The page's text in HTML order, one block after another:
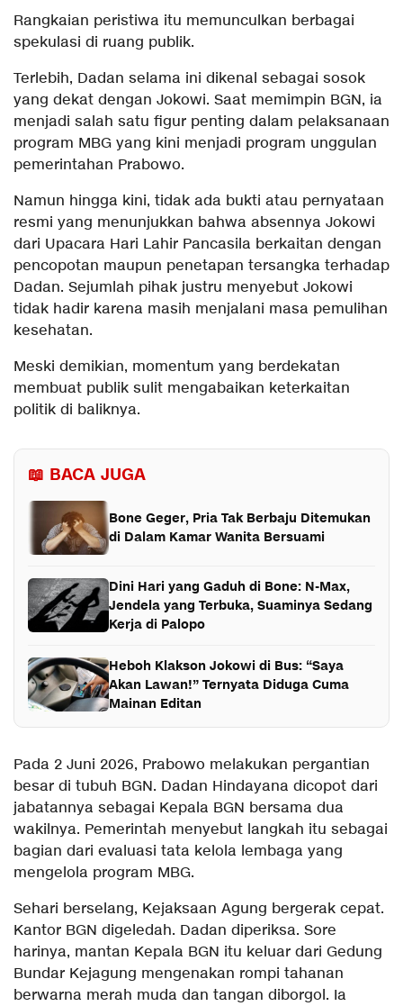
Rangkaian peristiwa itu memunculkan berbagai
spekulasi di ruang publik.
Terlebih, Dadan selama ini dikenal sebagai sosok
yang dekat dengan Jokowi. Saat memimpin BGN, ia
menjadi salah satu figur penting dalam pelaksanaan
program MBG yang kini menjadi program unggulan
pemerintahan Prabowo.
Namun hingga kini, tidak ada bukti atau pernyataan
resmi yang menunjukkan bahwa absennya Jokowi
dari Upacara Hari Lahir Pancasila berkaitan dengan
pencopotan maupun penetapan tersangka terhadap
Dadan. Sejumlah pihak justru menyebut Jokowi
tidak hadir karena masih menjalani masa pemulihan
kesehatan.
Meski demikian, momentum yang berdekatan
membuat publik sulit mengabaikan keterkaitan
politik di baliknya.
📖 BACA JUGA
Bone Geger, Pria Tak Berbaju Ditemukan
di Dalam Kamar Wanita Bersuami
Dini Hari yang Gaduh di Bone: N-Max,
Jendela yang Terbuka, Suaminya Sedang
Kerja di Palopo
Heboh Klakson Jokowi di Bus: “Saya
Akan Lawan!” Ternyata Diduga Cuma
Mainan Editan
Pada 2 Juni 2026, Prabowo melakukan pergantian
besar di tubuh BGN. Dadan Hindayana dicopot dari
jabatannya sebagai Kepala BGN bersama dua
wakilnya. Pemerintah menyebut langkah itu sebagai
bagian dari evaluasi tata kelola lembaga yang
mengelola program MBG.
Sehari berselang, Kejaksaan Agung bergerak cepat.
Kantor BGN digeledah. Dadan diperiksa. Sore
harinya, mantan Kepala BGN itu keluar dari Gedung
Bundar Kejagung mengenakan rompi tahanan
berwarna merah muda dan tangan diborgol. Ia